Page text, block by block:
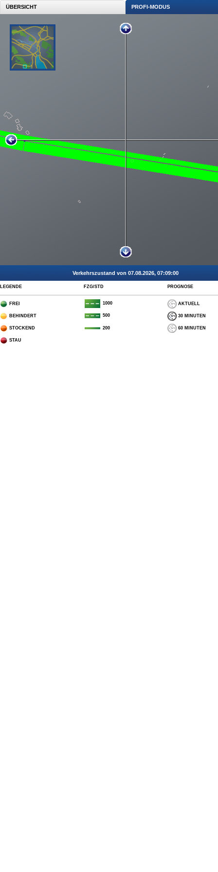
ÜBERSICHT PROFI-MODUS
Verkehrszustand von 07.08.2026, 07:09:00
LEGENDE FZG/STD PROGNOSE
FREI 1000 AKTUELL
BEHINDERT 500 30 MINUTEN
STOCKEND 200 60 MINUTEN
STAU